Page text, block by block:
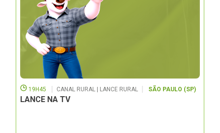
19H45 CANAL RURAL | LANCE RURAL SÃO PAULO (SP)
LANCE NA TV